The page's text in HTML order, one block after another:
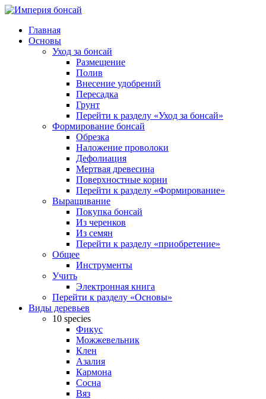
Главная
Основы
Уход за бонсай
Размещение
Полив
Внесение удобрений
Пересадка
Грунт
Перейти к разделу «Уход за бонсай»
Формирование бонсай
Обрезка
Наложение проволоки
Дефолиация
Мертвая древесина
Поверхностные корни
Перейти к разделу «Формирование»
Выращивание
Покупка бонсай
Из черенков
Из семян
Перейти к разделу «приобретение»
Общее
Инструменты
Учить
Электронная книга
Перейти к разделу «Основы»
Виды деревьев
10 species
Фикус
Можжевельник
Клен
Азалия
Кармона
Сосна
Вяз